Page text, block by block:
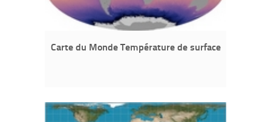
Carte du Monde Température de surface